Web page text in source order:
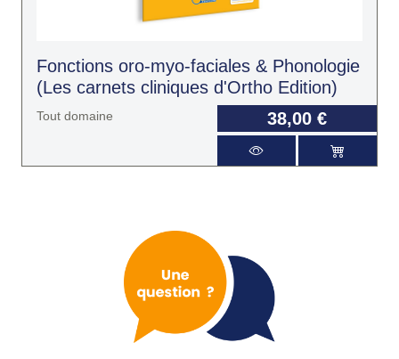
Fonctions oro-myo-faciales & Phonologie
(Les carnets cliniques d'Ortho Edition)
Tout domaine 38,00 €